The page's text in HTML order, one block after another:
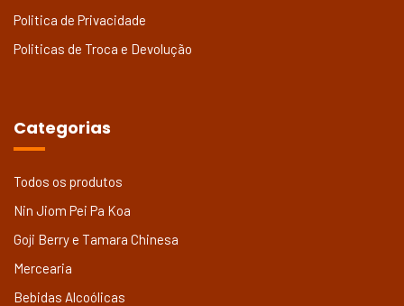
Politica de Privacidade
Politicas de Troca e Devolução
Categorias
Todos os produtos
Nin Jiom Pei Pa Koa
Goji Berry e Tamara Chinesa
Mercearia
Bebidas Alcoólicas